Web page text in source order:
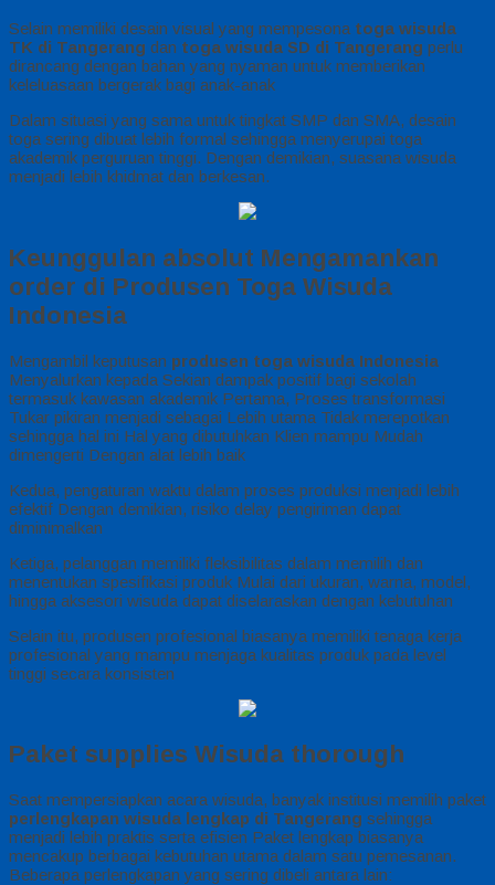
Selain memiliki desain visual yang mempesona toga wisuda
TK di Tangerang dan toga wisuda SD di Tangerang perlu
dirancang dengan bahan yang nyaman untuk memberikan
keleluasaan bergerak bagi anak-anak
Dalam situasi yang sama untuk tingkat SMP dan SMA, desain
toga sering dibuat lebih formal sehingga menyerupai toga
akademik perguruan tinggi. Dengan demikian, suasana wisuda
menjadi lebih khidmat dan berkesan.
Keunggulan absolut Mengamankan
order di Produsen Toga Wisuda
Indonesia
Mengambil keputusan produsen toga wisuda Indonesia
Menyalurkan kepada Sekian dampak positif bagi sekolah
termasuk kawasan akademik Pertama, Proses transformasi
Tukar pikiran menjadi sebagai Lebih utama Tidak merepotkan
sehingga hal ini Hal yang dibutuhkan Klien mampu Mudah
dimengerti Dengan alat lebih baik
Kedua, pengaturan waktu dalam proses produksi menjadi lebih
efektif Dengan demikian, risiko delay pengiriman dapat
diminimalkan
Ketiga, pelanggan memiliki fleksibilitas dalam memilih dan
menentukan spesifikasi produk Mulai dari ukuran, warna, model,
hingga aksesori wisuda dapat diselaraskan dengan kebutuhan
Selain itu, produsen profesional biasanya memiliki tenaga kerja
profesional yang mampu menjaga kualitas produk pada level
tinggi secara konsisten
Paket supplies Wisuda thorough
Saat mempersiapkan acara wisuda, banyak institusi memilih paket
perlengkapan wisuda lengkap di Tangerang sehingga
menjadi lebih praktis serta efisien Paket lengkap biasanya
mencakup berbagai kebutuhan utama dalam satu pemesanan.
Beberapa perlengkapan yang sering dibeli antara lain: